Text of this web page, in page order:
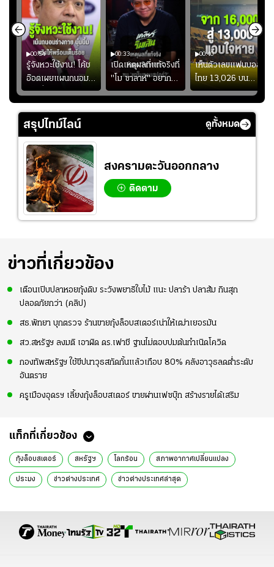
00:54
รู้จังหวะใช้งาน! โค้ช
อ๊อตเผยแผนถนอม
“บุ๋มบิ๋ม” เพื่อรักษา
ร่างกายให้พร้อมที่สุด
00:33
เปิดเหตุผลที่แท้จริงที่
"โม ซาลาห์" อยาก
ย้ายซบ "แทร็บซอนส
ปอร์"
00:40
เห็นตัวเลขแฟนบอล
ไทย 13,026 บน
สกอร์บอร์ดแล้วแอบ
ใจหาย น้อยกว่านัดที่
แล้วเจอมาเลเซียตั้ง
สรุปไทม์ไลน์ ดูทั้งหมด
สงครามตะวันออกกลาง
ติดตาม
ข่าวที่เกี่ยวข้อง
เตือนเปิบปลาหอยกุ้งดิบ ระวังพยาธิใบไม้ แนะ ปลาร้า ปลาส้ม กินสุก
ปลอดภัยกว่า (คลิป)
สธ.พัทยา บุกตรวจ ร้านขายกุ้งล็อบสเตอร์เน่าให้เฒ่าเยอรมัน
สว.สหรัฐฯ ลงมติ เอาผิด ดร.เฟาชี ฐานไม่ตอบปมต้นกำเนิดโควิด
กองทัพสหรัฐฯ ใช้ขีปนาวุธสกัดกั้นแล้วเกือบ 80% คลังอาวุธลดต่ำระดับ
อันตราย
ครูเมืองอุดรฯ เลี้ยงกุ้งล็อบสเตอร์ ขายผ่านเฟซบุ๊ก สร้างรายได้เสริม
แท็กที่เกี่ยวข้อง
กุ้งล็อบสเตอร์ สหรัฐฯ โลกร้อน สภาพอากาศเปลี่ยนแปลง
ประมง ข่าวต่างประเทศ ข่าวต่างประเทศล่าสุด